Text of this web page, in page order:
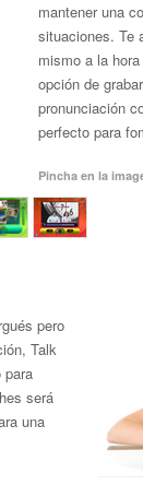
mantener una
situaciones. Te
mismo a la
opción de
pronunciación
perfecto para
Pincha en la
pero
Talk
para
será
una